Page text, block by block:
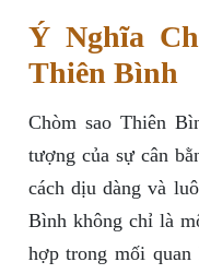
Ý Nghĩa
Thiên Bình
Chòm sao Thiên
tượng của sự cân
cách dịu dàng và
Bình không chỉ là
hợp trong mối